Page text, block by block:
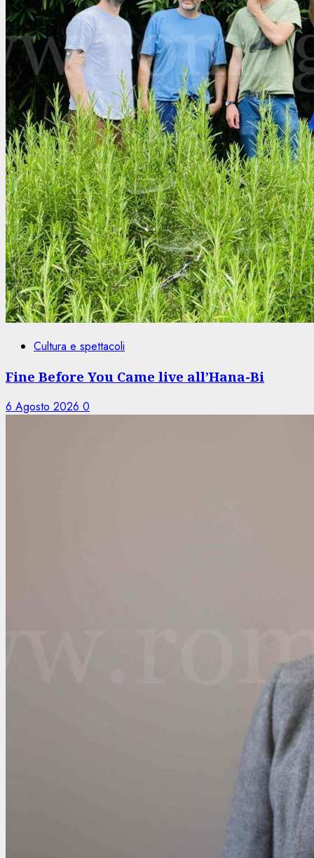
Cultura e spettacoli
Fine Before You Came live all’Hana-Bi
6 Agosto 2026 0